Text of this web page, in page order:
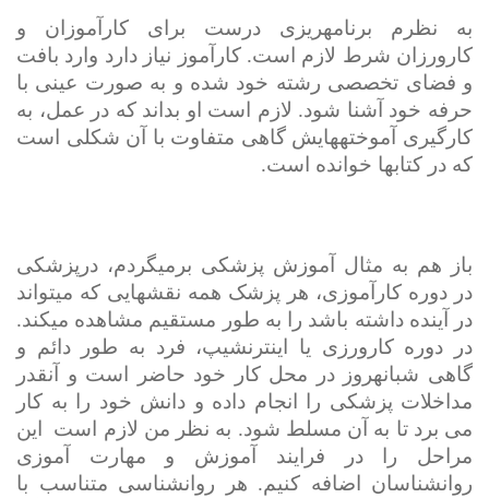
به نظرم برنامه­ریزی درست برای کارآموزان و
کارورزان شرط لازم است. کارآموز نیاز دارد وارد بافت
و فضای تخصصی رشته خود شده و به صورت عینی با
حرفه خود آشنا شود. لازم است او بداند که در عمل، به
کارگیری آموخته­هایش گاهی متفاوت با آن شکلی است
که در کتاب­ها خوانده است.
باز هم به مثال آموزش پزشکی برمی­گردم، درپزشکی
در دوره کارآموزی، هر پزشک همه نقش­هایی که می­تواند
در آینده داشته باشد را به طور مستقیم مشاهده می­کند.
در دوره کارورزی یا اینترنشیپ، فرد به طور دائم و
گاهی شبانه­روز در محل کار خود حاضر است و آنقدر
مداخلات پزشکی را انجام داده و دانش خود را به کار
می برد تا به آن مسلط شود. به نظر من لازم است
این
مراحل را در فرایند آموزش و مهارت آموزی
روانشناسان اضافه کنیم. هر روانشناسی متناسب با